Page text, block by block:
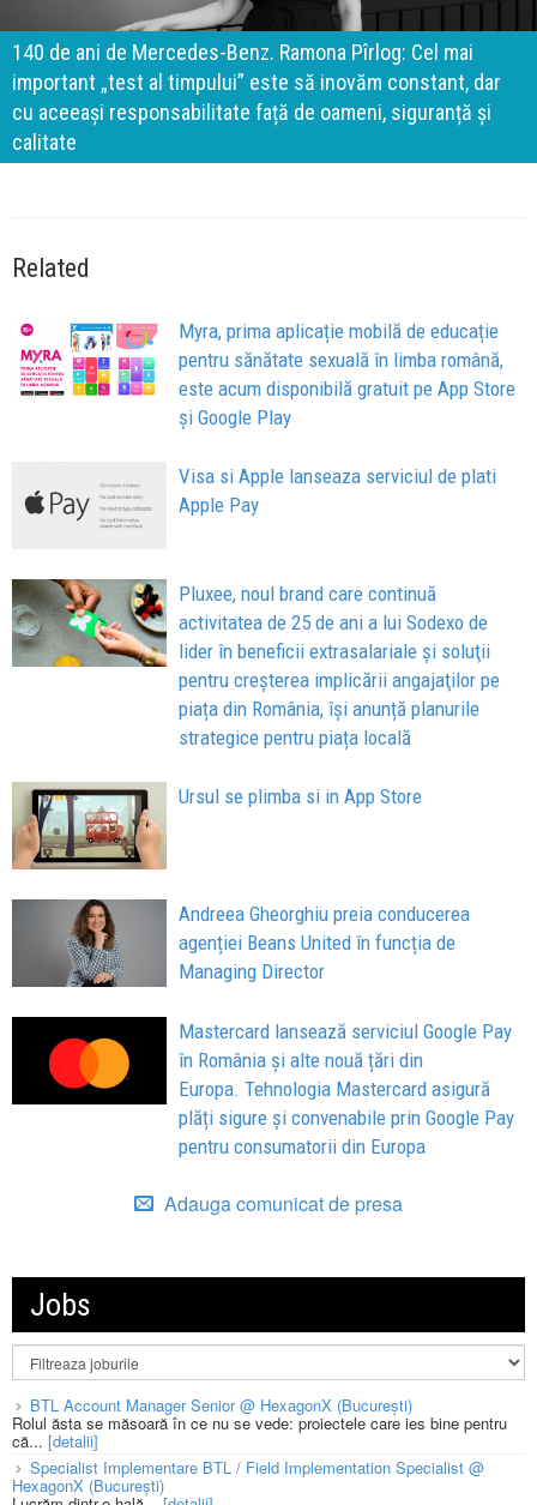
140 de ani de Mercedes-Benz. Ramona Pîrlog: Cel mai
important „test al timpului” este să inovăm constant, dar
cu aceeași responsabilitate față de oameni, siguranță și
calitate
Related
Myra, prima aplicație mobilă de educație
pentru sănătate sexuală în limba română,
este acum disponibilă gratuit pe App Store
și Google Play
Visa si Apple lanseaza serviciul de plati
Apple Pay
Pluxee, noul brand care continuă
activitatea de 25 de ani a lui Sodexo de
lider în beneficii extrasalariale şi soluţii
pentru creşterea implicării angajaţilor pe
piața din România, își anunță planurile
strategice pentru piața locală
Ursul se plimba si in App Store
Andreea Gheorghiu preia conducerea
agenției Beans United în funcția de
Managing Director
Mastercard lansează serviciul Google Pay
în România și alte nouă țări din
Europa. Tehnologia Mastercard asigură
plăți sigure și convenabile prin Google Pay
pentru consumatorii din Europa
Adauga comunicat de presa
Jobs
BTL Account Manager Senior @ HexagonX (București)
Rolul ăsta se măsoară în ce nu se vede: proiectele care ies bine pentru
că... [detalii]
Specialist Implementare BTL / Field Implementation Specialist @
HexagonX (București)